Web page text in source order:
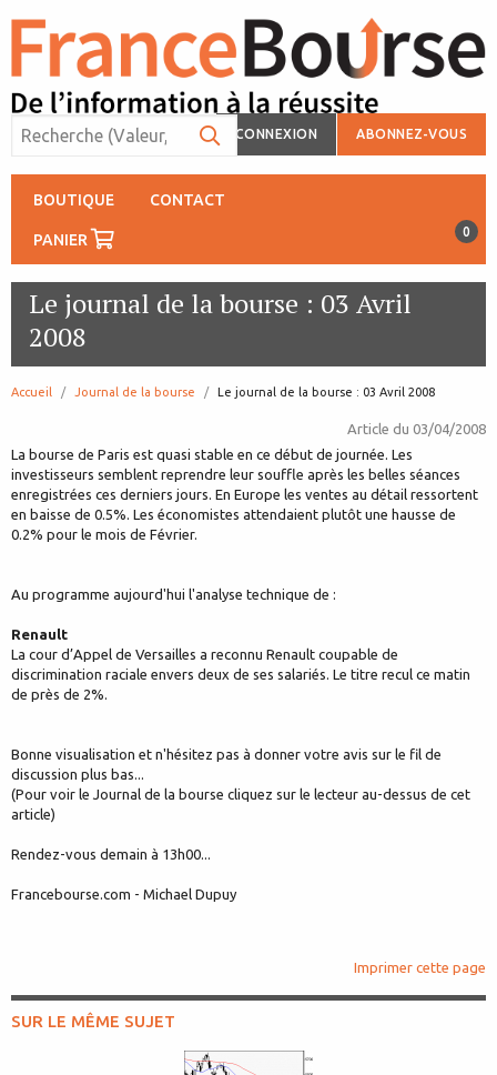
CONNEXION ABONNEZ-VOUS
BOUTIQUE CONTACT
PANIER 0
Le journal de la bourse : 03 Avril
2008
Accueil Journal de la bourse page:
Le journal de la bourse : 03 Avril 2008
Article du 03/04/2008
La bourse de Paris est quasi stable en ce début de journée. Les
investisseurs semblent reprendre leur souffle après les belles séances
enregistrées ces derniers jours. En Europe les ventes au détail ressortent
en baisse de 0.5%. Les économistes attendaient plutôt une hausse de
0.2% pour le mois de Février.
Au programme aujourd'hui l'analyse technique de :
Renault
La cour d’Appel de Versailles a reconnu Renault coupable de
discrimination raciale envers deux de ses salariés. Le titre recul ce matin
de près de 2%.
Bonne visualisation et n'hésitez pas à donner votre avis sur le fil de
discussion plus bas...
(Pour voir le Journal de la bourse cliquez sur le lecteur au-dessus de cet
article)
Rendez-vous demain à 13h00...
Francebourse.com - Michael Dupuy
Imprimer cette page
SUR LE MÊME SUJET